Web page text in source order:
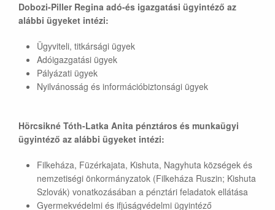
Dobozi-Piller Regina adó-és igazgatási ügyintéző az
alábbi ügyeket intézi:
Ügyviteli, titkársági ügyek
Adóigazgatási ügyek
Pályázati ügyek
Nyilvánosság és információbiztonsági ügyek
Hörcsikné Tóth-Latka Anita pénztáros és munkaügyi
ügyintéző az alábbi ügyeket intézi:
Filkeháza, Füzérkajata, Kishuta, Nagyhuta községek és
nemzetiségi önkormányzatok (Filkeháza Ruszin; Kishuta
Szlovák) vonatkozásában a pénztári feladatok ellátása
Gyermekvédelmi és ifjúságvédelmi ügyintéző